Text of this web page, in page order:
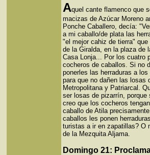
Aquel cante flamenco que
macizas de Azúcar Moreno
Ponche Caballero, decía:
a mi caballo/de plata las
"el mejor cahiz de tierra"
de la Giralda, en la plaza de
Casa Lonja... Por los cuatro
cocheros de caballos. Si no
ponerles las herraduras a
para que no dañen las losas
Metropolitana y Patriarcal.
ser losas de pizarrín,
creo que los cocheros
caballo de Atila
caballos les ponen
turistas a ir en zapatillas? O
de la Mezquita Aljama.
Domingo 21: